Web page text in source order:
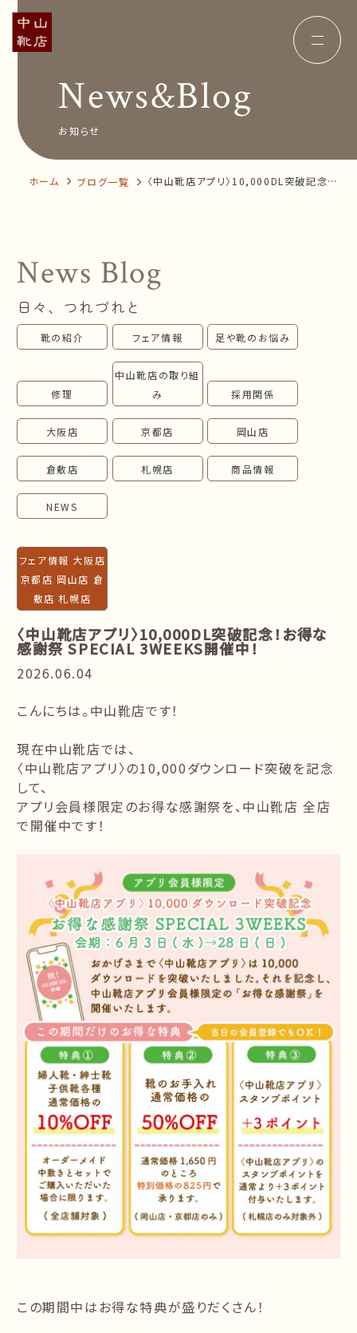
Concept コンセプト
Insole オーダー中敷き
News&Blog
Company 会社概要
オンラインショップ
お問い合わせ
News&Blog
お知らせ
ホーム ブログ一覧
〈中山靴店アプリ〉10,000DL突破記念！
News Blog
日々、つれづれと
靴の紹介 フェア情報 足や靴のお悩み
修理
中山靴店の取り組
み
採用関係
大阪店 京都店 岡山店
倉敷店 札幌店 商品情報
NEWS
フェア情報 大阪店
京都店 岡山店 倉
敷店 札幌店
〈中山靴店アプリ〉10,000DL突破記念！お得な
感謝祭 SPECIAL 3WEEKS開催中！
2026.06.04
こんにちは。中山靴店です！
現在中山靴店では、
〈中山靴店アプリ〉の10,000ダウンロード突破を記念
して、
アプリ会員様限定のお得な感謝祭を、中山靴店 全店
で開催中です！
この期間中はお得な特典が盛りだくさん！